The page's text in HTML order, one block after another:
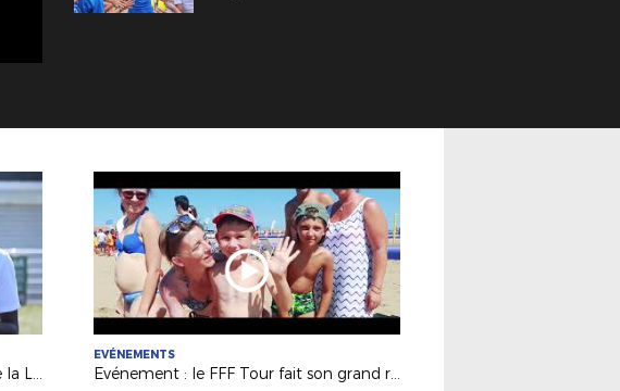
Zoom sur l'Institut de Formation de la Ligue des Pays de la Loire
EVÉNEMENTS
Evénement : le FFF Tour fait son grand retour !